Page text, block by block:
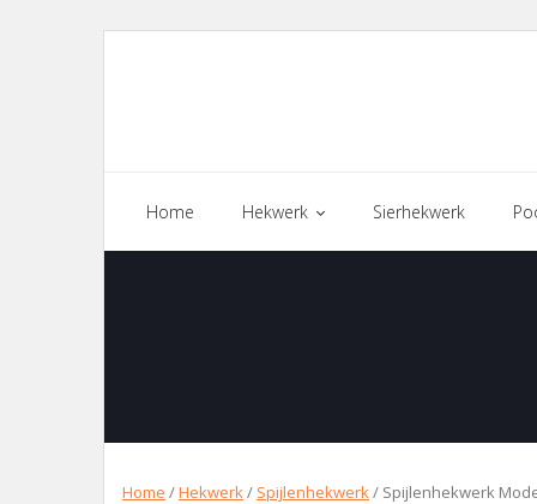
Home Hekwerk Sierhekwerk
Home /Hekwerk/ Spijlenhekwerk/ Spijlenhekwerk